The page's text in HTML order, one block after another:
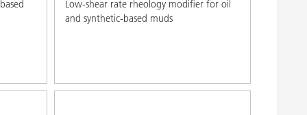
Low-shear rate rheology modiﬁer for oil
and synthetic-based muds